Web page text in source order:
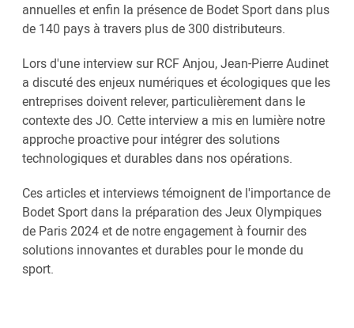
annuelles et enfin la présence de Bodet Sport dans plus
de 140 pays à travers plus de 300 distributeurs.
Lors d'une interview sur RCF Anjou, Jean-Pierre Audinet
a discuté des enjeux numériques et écologiques que les
entreprises doivent relever, particulièrement dans le
contexte des JO. Cette interview a mis en lumière notre
approche proactive pour intégrer des solutions
technologiques et durables dans nos opérations.
Ces articles et interviews témoignent de l'importance de
Bodet Sport dans la préparation des Jeux Olympiques
de Paris 2024 et de notre engagement à fournir des
solutions innovantes et durables pour le monde du
sport.